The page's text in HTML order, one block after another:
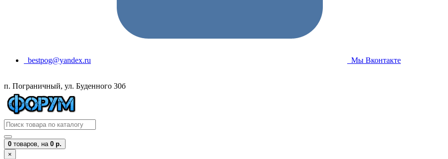
bestpog@yandex.ru Мы Вконтакте
п. Пограничный, ул. Буденного 30б
0 товаров, на 0 р.
×